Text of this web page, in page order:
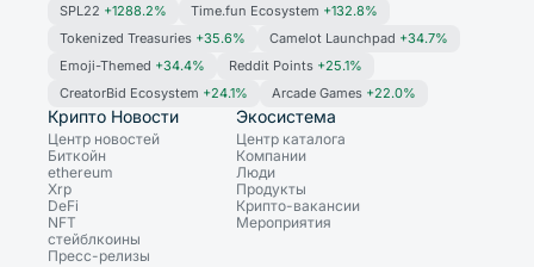
SPL22 +1288.2% Time.fun Ecosystem +132.8%
Tokenized Treasuries +35.6% Camelot Launchpad +34.7%
Emoji-Themed +34.4% Reddit Points +25.1%
CreatorBid Ecosystem +24.1% Arcade Games +22.0%
Крипто Новости
Центр новостей
Биткойн
ethereum
Xrp
DeFi
NFT
стейблкоины
Пресс-релизы
Экосистема
Центр каталога
Компании
Люди
Продукты
Крипто-вакансии
Мероприятия